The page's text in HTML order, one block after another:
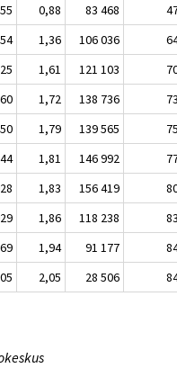
0,88 83 468
1,36 106 036
1,61 121 103
1,72 138 736
1,79 139 565
1,81 146 992
1,83 156 419
1,86 118 238
1,94 91 177
2,05 28 506